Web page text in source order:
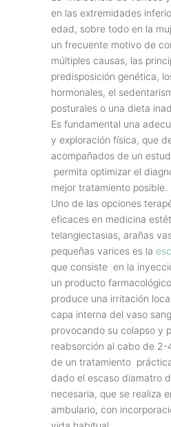
en las extremidades
edad, sobre todo en la
un frecuente motivo de
múltiples causas, las
predisposición genética,
hormonales, el
posturales o una dieta
Es fundamental una
y exploración física, que
acompañados de un
permita optimizar el
mejor tratamiento posible.
Uno de las opciones
eficaces en medicina
telangiectasias, arañas
pequeñas varices es la
que consiste en la
un producto
produce una irritación
capa interna del vaso
provocando su colapso y
reabsorción al cabo de 2-
de un tratamiento
dado el escaso diamatro
necesaria, que se realiza
ambulario, con